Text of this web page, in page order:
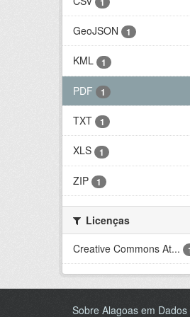
GeoJSON 1
KML 1
PDF 1
TXT 1
XLS 1
ZIP 1
Licenças
Creative Commons At...
Sobre Alagoas em